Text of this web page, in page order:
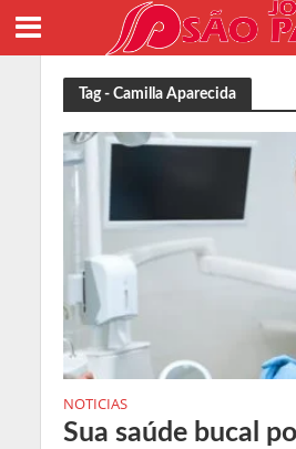
Tag - Camilla Aparecida
NOTICIAS
Sua saúde bucal